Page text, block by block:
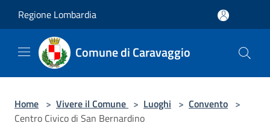
Regione Lombardia
Comune di Caravaggio
Home > Vivere il Comune > Luoghi > Convento >
Centro Civico di San Bernardino